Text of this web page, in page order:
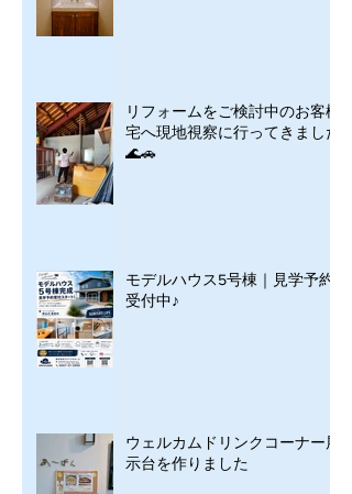
リフォームをご検討中のお客様
宅へ現地視察に行ってきました
🌊🚗
モデルハウス5号棟｜見学予約
受付中♪
ウェルカムドリンクコーナー展
示台を作りました